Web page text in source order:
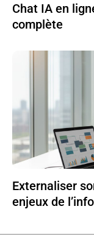
Chat IA en
complète
Externaliser
enjeux de